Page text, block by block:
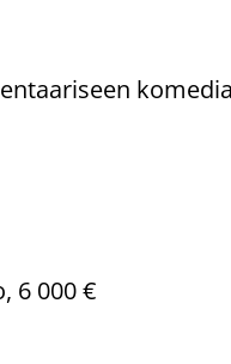
6 000 €